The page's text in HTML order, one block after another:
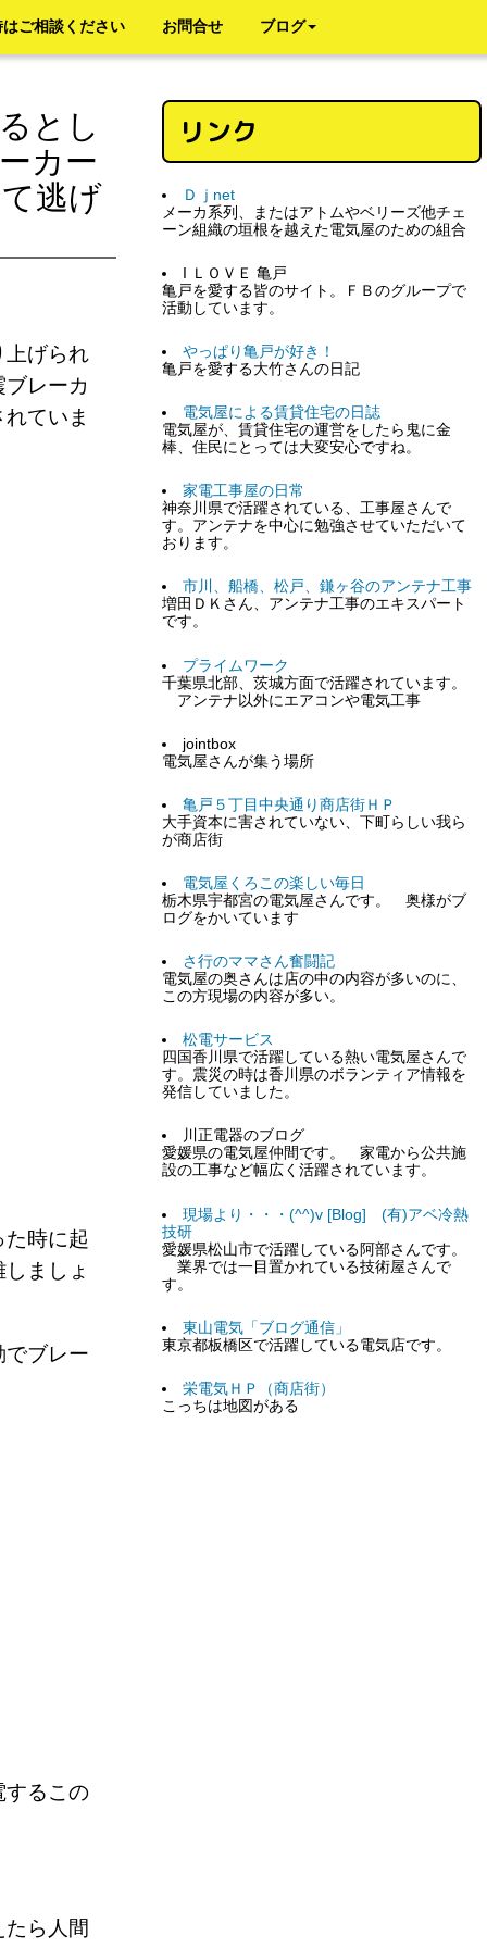
はご相談ください お問合せ ブログ
とし
カー
逃げ
上げられ
レーカ
ていま
時に起
ましょ
でブレー
するこの
ら人間
リンク
Ｄｊnet
メーカ系列、またはアトムやベリーズ他チェ
ーン組織の垣根を越えた電気屋のための組合
I ＬＯＶＥ 亀戸
亀戸を愛する皆のサイト。ＦＢのグループで
活動しています。
やっぱり亀戸が好き！
亀戸を愛する大竹さんの日記
電気屋による賃貸住宅の日誌
電気屋が、賃貸住宅の運営をしたら鬼に金
棒、住民にとっては大変安心ですね。
家電工事屋の日常
神奈川県で活躍されている、工事屋さんで
す。アンテナを中心に勉強させていただいて
おります。
市川、船橋、松戸、鎌ヶ谷のアンテナ工事
増田ＤＫさん、アンテナ工事のエキスパート
です。
プライムワーク
千葉県北部、茨城方面で活躍されています。
アンテナ以外にエアコンや電気工事
jointbox
電気屋さんが集う場所
亀戸５丁目中央通り商店街ＨＰ
大手資本に害されていない、下町らしい我ら
が商店街
電気屋くろこの楽しい毎日
栃木県宇都宮の電気屋さんです。 奥様がブ
ログをかいています
さ行のママさん奮闘記
電気屋の奥さんは店の中の内容が多いのに、
この方現場の内容が多い。
松電サービス
四国香川県で活躍している熱い電気屋さんで
す。震災の時は香川県のボランティア情報を
発信していました。
川正電器のブログ
愛媛県の電気屋仲間です。 家電から公共施
設の工事など幅広く活躍されています。
現場より・・・(^^)v [Blog] (有)アベ冷熱
技研
愛媛県松山市で活躍している阿部さんです。
業界では一目置かれている技術屋さんで
す。
東山電気「ブログ通信」
東京都板橋区で活躍している電気店です。
栄電気ＨＰ（商店街）
こっちは地図がある